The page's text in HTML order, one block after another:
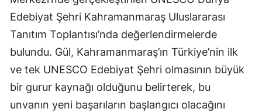
Edebiyat Şehri Kahramanmaraş Uluslararası
Tanıtım Toplantısı’nda değerlendirmelerde
bulundu. Gül, Kahramanmaraş’ın Türkiye’nin ilk
ve tek UNESCO Edebiyat Şehri olmasının büyük
bir gurur kaynağı olduğunu belirterek, bu
unvanın yeni başarıların başlangıcı olacağını